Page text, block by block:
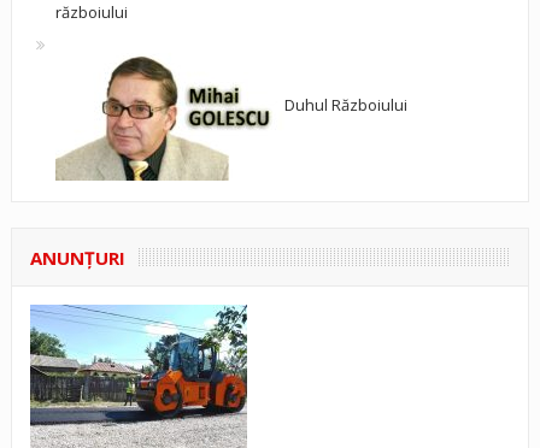
războiului
Duhul Războiului
ANUNŢURI